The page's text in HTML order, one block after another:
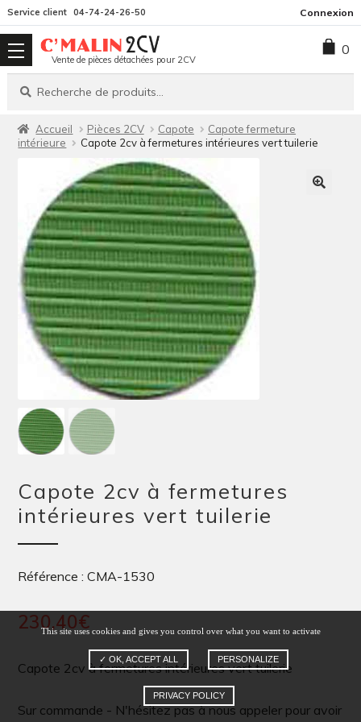
la
navigation
contenu
Service client 04-74-24-26-50 Connexion
Vente de pièces détachées pour 2CV
Recherche
Recherche
0
Accueil Pièces 2CV Capote
Capote fermeture
intérieure
Capote 2cv à fermetures intérieures vert tuilerie
Capote 2cv à fermetures
intérieures vert tuilerie
Référence : CMA-1530
230,40€
Capote 2cv à fermetures intérieures vert tuilerie
Sur commande - N'hésitez pas à nous appeler pour avoir
This site uses cookies and gives you control over what you want to activate
✓ OK, ACCEPT ALL PERSONALIZE
PRIVACY POLICY